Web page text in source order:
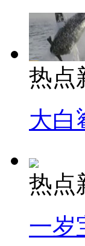
热点
大白
热点
一岁